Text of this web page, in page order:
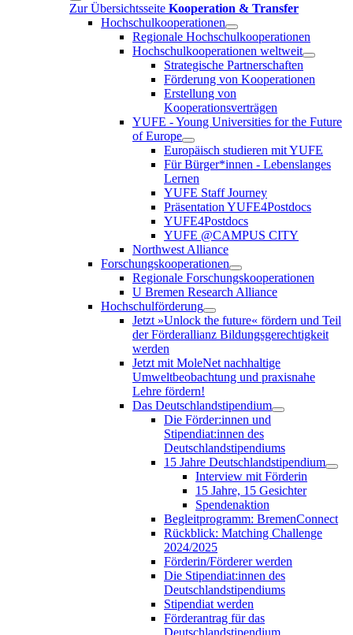
Zur Übersichtsseite Kooperation & Transfer
Hochschulkooperationen
Regionale Hochschulkooperationen
Hochschulkooperationen weltweit
Strategische Partnerschaften
Förderung von Kooperationen
Erstellung von
Kooperationsverträgen
YUFE - Young Universities for the Future
of Europe
Europäisch studieren mit YUFE
Für Bürger*innen - Lebenslanges
Lernen
YUFE Staff Journey
Präsentation YUFE4Postdocs
YUFE4Postdocs
YUFE @CAMPUS CITY
Northwest Alliance
Forschungskooperationen
Regionale Forschungskooperationen
U Bremen Research Alliance
Hochschulförderung
Jetzt »Unlock the future« fördern und Teil
der Förderallianz Bildungsgerechtigkeit
werden
Jetzt mit MoleNet nachhaltige
Umweltbeobachtung und praxisnahe
Lehre fördern!
Das Deutschlandstipendium
Die Förder:innen und
Stipendiat:innen des
Deutschlandstipendiums
15 Jahre Deutschlandstipendium
Interview mit Förderin
15 Jahre, 15 Gesichter
Spendenaktion
Begleitprogramm: BremenConnect
Rückblick: Matching Challenge
2024/2025
Förderin/Förderer werden
Die Stipendiat:innen des
Deutschlandstipendiums
Stipendiat werden
Förderantrag für das
Deutschlandstipendium